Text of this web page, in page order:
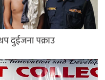
दुईजना पक्राउ